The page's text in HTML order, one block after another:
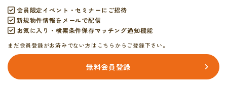
会員限定イベント・セミナーにご招待
新規物件情報をメールで配信
お気に入り・検索条件保存マッチング通知機能
まだ会員登録がお済みでない方はこちらからご登録下さい。
無料会員登録